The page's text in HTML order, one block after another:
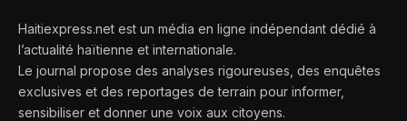
Haitiexpress.net est un média en ligne indépendant dédié à
l’actualité haïtienne et internationale.
Le journal propose des analyses rigoureuses, des enquêtes
exclusives et des reportages de terrain pour informer,
sensibiliser et donner une voix aux citoyens.